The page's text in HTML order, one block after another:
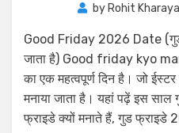
by Rohit
Good Friday 2026 Date
जाता है) Good friday kyo
का एक महत्वपूर्ण दिन है। जो
मनाया जाता है। यहां पढ़ें इस साल
फ्राइडे क्यों मनाते हैं, गुड फ्राइडे